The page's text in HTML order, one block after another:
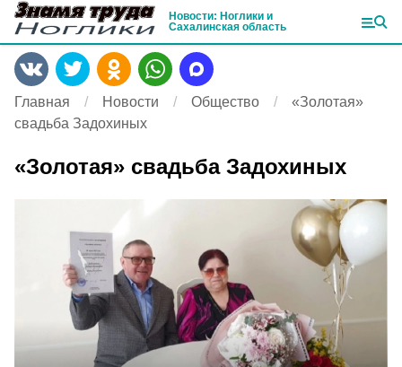
Новости: Ноглики и
Сахалинская область
Главная Новости Общество
«Золотая»
свадьба Задохиных
«Золотая» свадьба Задохиных